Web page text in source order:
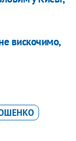
вискочимо,